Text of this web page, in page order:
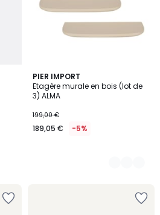
PIER IMPORT
Etagère murale en bois (lot de
3) ALMA
199,00 €
189,05 € -5%
3
Couleurs